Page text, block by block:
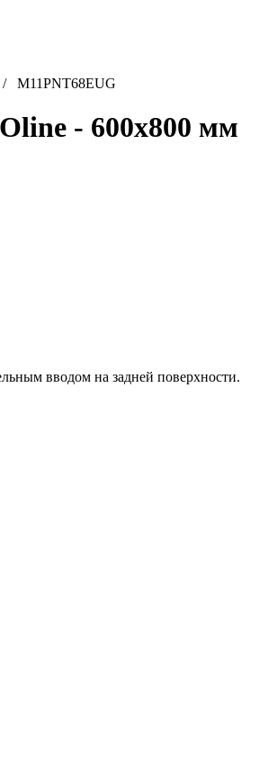
/ M11PNT68EUG
- 600x800 мм
вводом на задней поверхности.